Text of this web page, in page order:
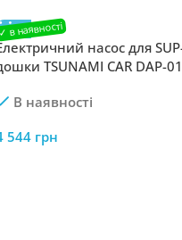
насос для
TSUNAMI CAR DAP-01
В наявності
544 грн